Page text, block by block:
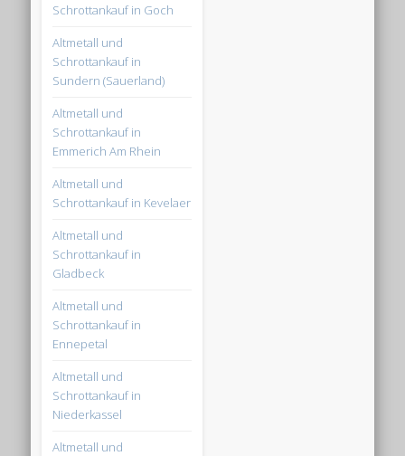
Schrottankauf in Goch
Altmetall und
Schrottankauf in
Sundern (Sauerland)
Altmetall und
Schrottankauf in
Emmerich Am Rhein
Altmetall und
Schrottankauf in Kevelaer
Altmetall und
Schrottankauf in
Gladbeck
Altmetall und
Schrottankauf in
Ennepetal
Altmetall und
Schrottankauf in
Niederkassel
Altmetall und